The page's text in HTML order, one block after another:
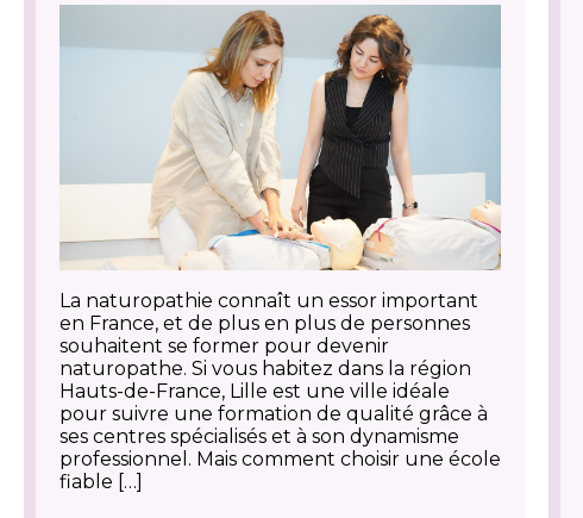
La naturopathie connaît un essor important
en France, et de plus en plus de personnes
souhaitent se former pour devenir
naturopathe. Si vous habitez dans la région
Hauts-de-France, Lille est une ville idéale
pour suivre une formation de qualité grâce à
ses centres spécialisés et à son dynamisme
professionnel. Mais comment choisir une école
fiable […]